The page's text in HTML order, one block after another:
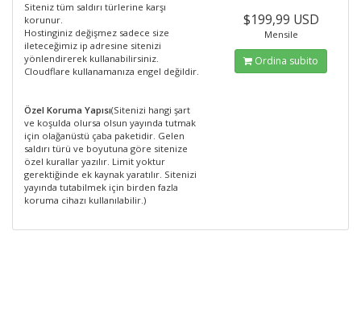
Siteniz tüm saldırı türlerine karşı
korunur.
Hostinginiz değişmez sadece size
ileteceğimiz ip adresine sitenizi
yönlendirerek kullanabilirsiniz.
Cloudflare kullanamanıza engel değildir.
Özel Koruma Yapısı(Sitenizi hangi şart
ve koşulda olursa olsun yayında tutmak
için olağanüstü çaba paketidir. Gelen
saldırı türü ve boyutuna göre sitenize
özel kurallar yazılır. Limit yoktur
gerektiğinde ek kaynak yaratılır. Sitenizi
yayında tutabilmek için birden fazla
koruma cihazı kullanılabilir.)
$199,99 USD
Mensile
Ordina subito